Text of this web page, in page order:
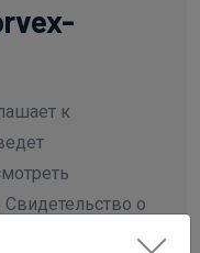
к
о
законность